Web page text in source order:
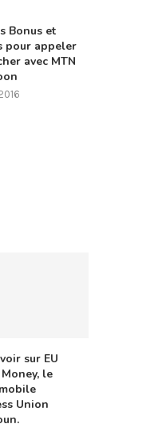
Bonus et
pour appeler
avec MTN
sur EU
le
Union